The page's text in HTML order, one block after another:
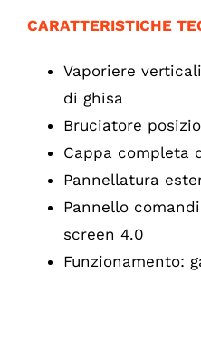
CARATTERISTICHE
Vaporiere
di ghisa
Bruciatore
Cappa completa
Pannellatura
Pannello
screen 4.0
Funzionamento: